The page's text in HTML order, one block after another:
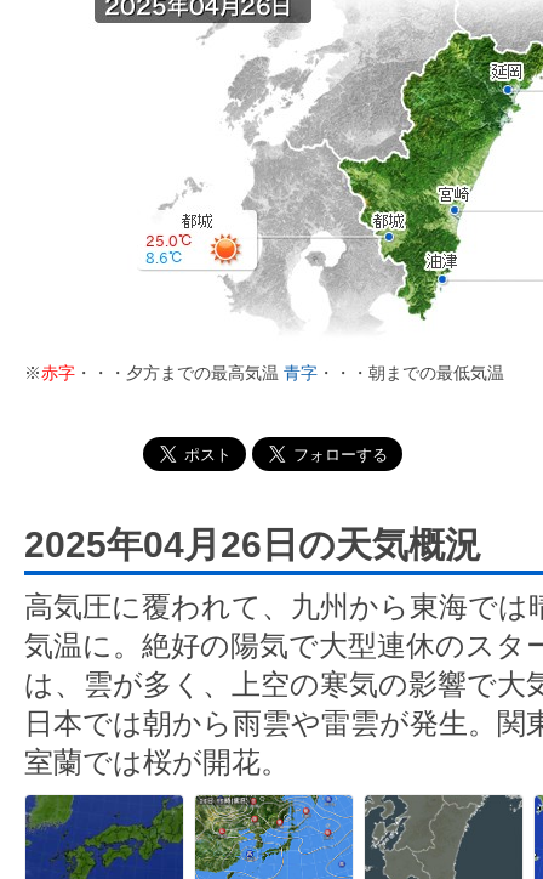
※赤字 ・・・夕方までの最高気温 青字 ・・・朝までの最低気温
2025年04月26日の天気概況
高気圧に覆われて、九州から東海で
気温に。絶好の陽気で大型連休のスタ
は、雲が多く、上空の寒気の影響で大
日本では朝から雨雲や雷雲が発生。関
室蘭では桜が開花。